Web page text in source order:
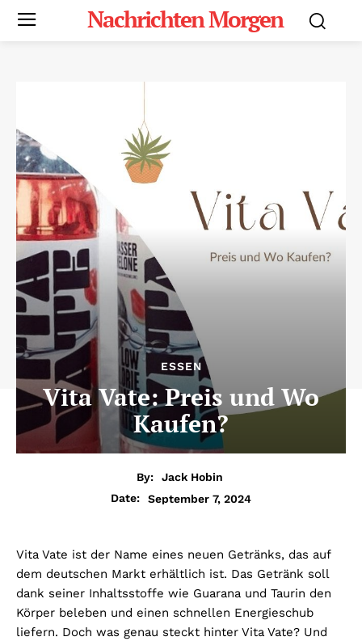
Nachrichten Morgen
ESSEN
Vita Vate: Preis und Wo
Kaufen?
By:
Jack Hobin
Date:
September 7, 2024
Vita Vate ist der Name eines neuen Getränks, das auf
dem deutschen Markt erhältlich ist. Das Getränk soll
dank seiner Inhaltsstoffe wie Guarana und Taurin den
Körper beleben und einen schnellen Energieschub
liefern. Doch was genau steckt hinter Vita Vate? Und